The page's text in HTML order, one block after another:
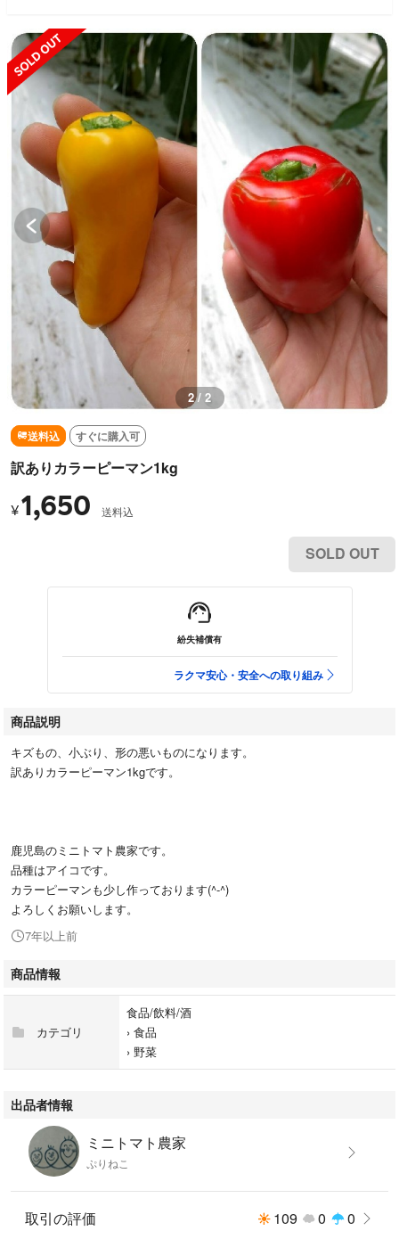
SOLD OUT
2 / 2
送料込 すぐに購入可
訳ありカラーピーマン1kg
¥1,650 送料込
SOLD OUT
紛失補償有
ラクマ安心・安全への取り組み
商品説明
キズもの、小ぶり、形の悪いものになります。
訳ありカラーピーマン1kgです。
鹿児島のミニトマト農家です。
品種はアイコです。
カラーピーマンも少し作っております(^-^)
よろしくお願いします。
7年以上前
商品情報
カテゴリ
食品/飲料/酒
› 食品
› 野菜
出品者情報
ミニトマト農家
ぷりねこ
取引の評価 109 0 0